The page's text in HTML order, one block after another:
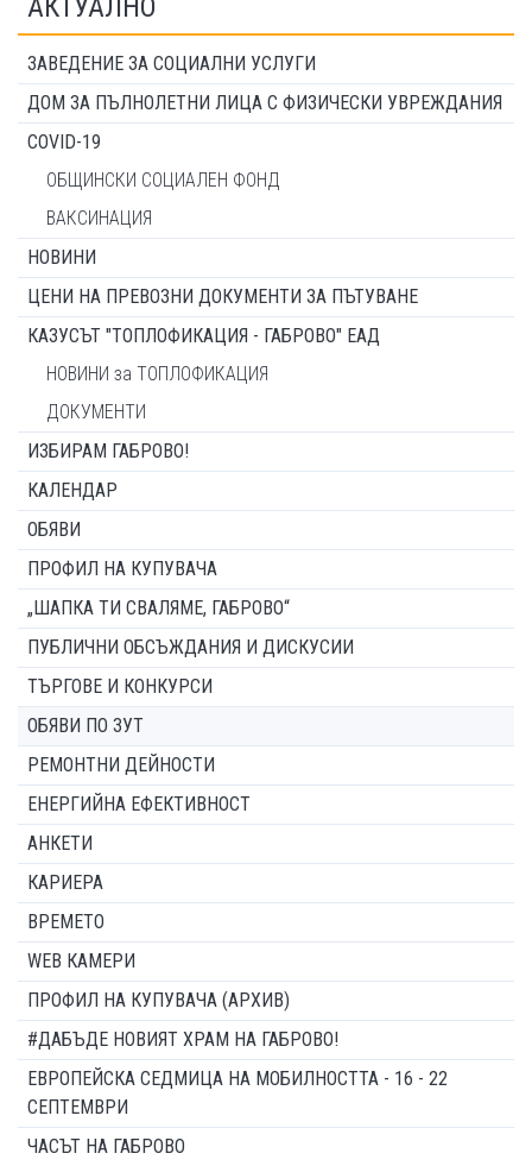
АКТУАЛНО
ЗАВЕДЕНИЕ ЗА СОЦИАЛНИ УСЛУГИ
ДОМ ЗА ПЪЛНОЛЕТНИ ЛИЦА С ФИЗИЧЕСКИ УВРЕЖДАНИЯ
COVID-19
ОБЩИНСКИ СОЦИАЛЕН ФОНД
ВАКСИНАЦИЯ
НОВИНИ
ЦЕНИ НА ПРЕВОЗНИ ДОКУМЕНТИ ЗА ПЪТУВАНЕ
КАЗУСЪТ "ТОПЛОФИКАЦИЯ - ГАБРОВО" ЕАД
НОВИНИ за ТОПЛОФИКАЦИЯ
ДОКУМЕНТИ
ИЗБИРАМ ГАБРОВО!
КАЛЕНДАР
ОБЯВИ
ПРОФИЛ НА КУПУВАЧА
„ШАПКА ТИ СВАЛЯМЕ, ГАБРОВО“
ПУБЛИЧНИ ОБСЪЖДАНИЯ И ДИСКУСИИ
ТЪРГОВЕ И КОНКУРСИ
ОБЯВИ ПО ЗУТ
РЕМОНТНИ ДЕЙНОСТИ
ЕНЕРГИЙНА ЕФЕКТИВНОСТ
АНКЕТИ
КАРИЕРА
ВРЕМЕТО
WEB КАМЕРИ
ПРОФИЛ НА КУПУВАЧА (АРХИВ)
#ДАБЪДЕ НОВИЯТ ХРАМ НА ГАБРОВО!
ЕВРОПЕЙСКА СЕДМИЦА НА МОБИЛНОСТТА - 16 - 22
СЕПТЕМВРИ
ЧАСЪТ НА ГАБРОВО